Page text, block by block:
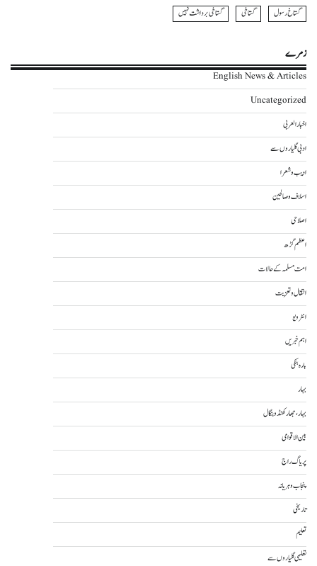
گستاخ رسول
گستاخی گستاخی برداشت نہیں
زمرے
English News & Articles
Uncategorized
اخبار العربی
ادبی گلیاروں سے
ادیب و شعرا
اسلاف و صالحین
اصلاحی
اعظم گڑھ
امت مسلمہ کے حالات
انتقال و تعزیت
انٹرویو
اہم خبریں
بارہ بنکی
بہار
بہار، جھارکھنڈ و بنگال
بین الاقوامی
پریاگ راج
پنجاب و ہریانہ
تاریخی
تعلیم
تعلیمی گلیاروں سے